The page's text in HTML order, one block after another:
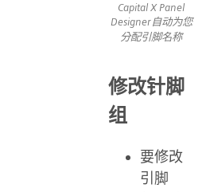
Capital X Panel
Designer自动为您
分配引脚名称
修改针脚
组
要修改
引脚